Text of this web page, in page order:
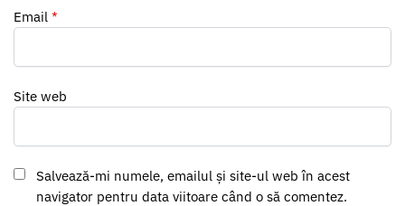
Email *
Site web
Salvează-mi numele, emailul și site-ul web în acest
navigator pentru data viitoare când o să comentez.